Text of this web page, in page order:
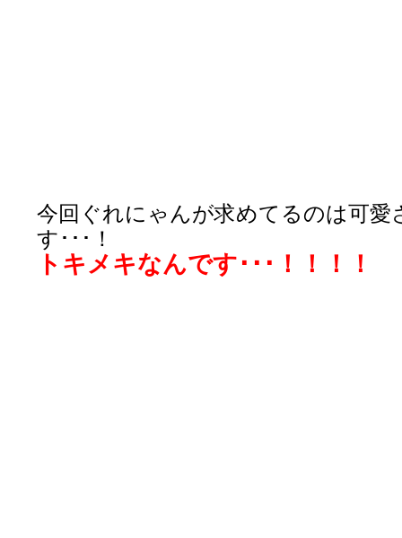
今回ぐれにゃんが求めてるのは可愛
す･･･！
トキメキなんです･･･！！！！